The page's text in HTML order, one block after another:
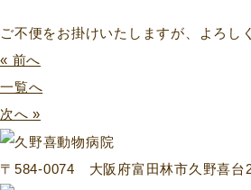
ご不便をお掛けいたしますが、よろし
« 前へ
一覧へ
次へ »
〒584-0074 大阪府富田林市久野喜台